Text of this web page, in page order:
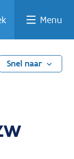
Menu
Snel naar